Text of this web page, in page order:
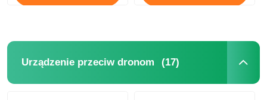
Urządzenie przeciw dronom (17)